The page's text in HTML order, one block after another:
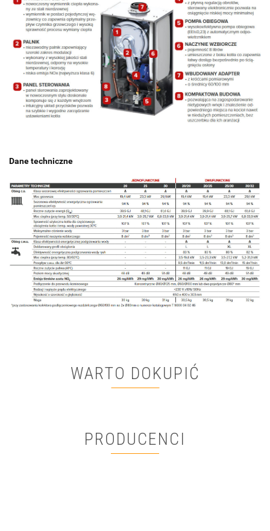
Dane techniczne
WARTO DOKUPIĆ
PRODUCENCI